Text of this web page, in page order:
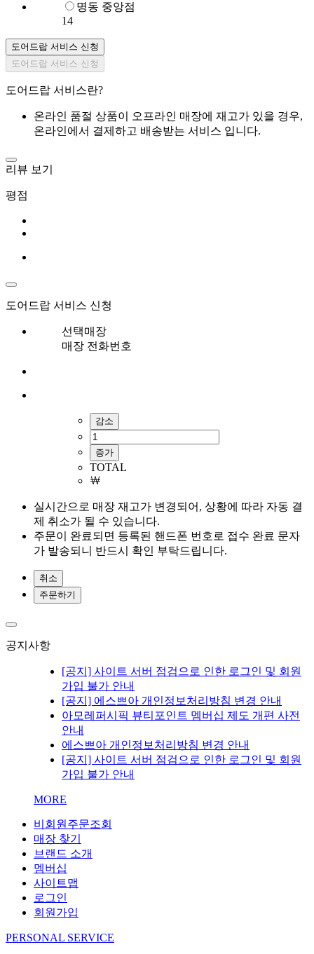
명동 중앙점
14
도어드랍 서비스 신청
도어드랍 서비스 신청
도어드랍 서비스란?
온라인 품절 상품이 오프라인 매장에 재고가 있을 경우,
온라인에서 결제하고 배송받는 서비스 입니다.
리뷰 보기
평점
도어드랍 서비스 신청
선택매장
매장 전화번호
감소
증가
TOTAL
￦
실시간으로 매장 재고가 변경되어, 상황에 따라 자동 결
제 취소가 될 수 있습니다.
주문이 완료되면 등록된 핸드폰 번호로 접수 완료 문자
가 발송되니 반드시 확인 부탁드립니다.
취소
주문하기
공지사항
[공지] 사이트 서버 점검으로 인한 로그인 및 회원
가입 불가 안내
[공지] 에스쁘아 개인정보처리방침 변경 안내
아모레퍼시픽 뷰티포인트 멤버십 제도 개편 사전
안내
에스쁘아 개인정보처리방침 변경 안내
[공지] 사이트 서버 점검으로 인한 로그인 및 회원
가입 불가 안내
MORE
비회원주문조회
매장 찾기
브랜드 소개
멤버십
사이트맵
로그인
회원가입
PERSONAL SERVICE